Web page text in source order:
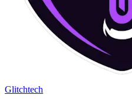
Glitchtech